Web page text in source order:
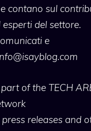
contano sul
del settore.
e
of the TECH
releases and